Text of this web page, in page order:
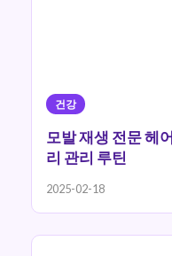
건강
모발 재생 전문 헤
리 관리 루틴
2025-02-18